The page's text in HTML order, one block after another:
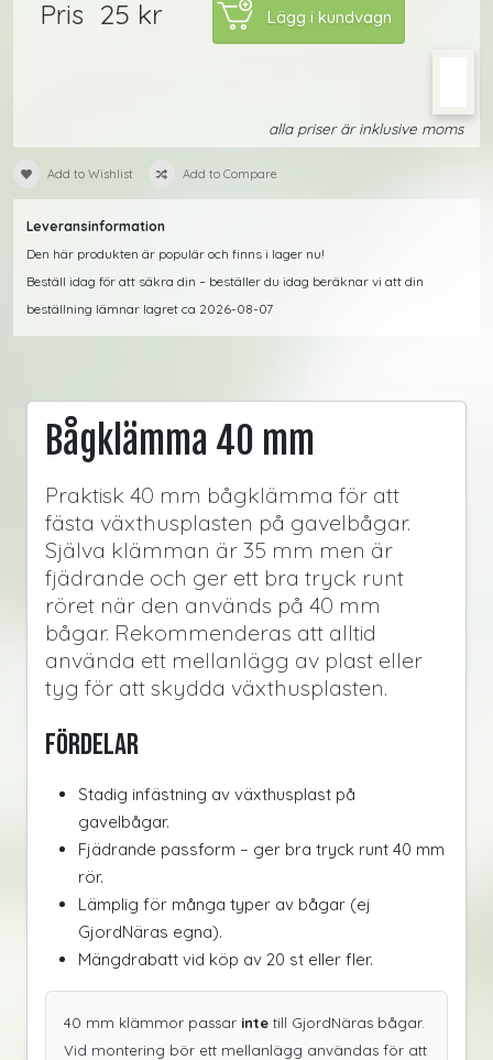
Pris 25 kr
alla priser är inklusive moms
Add to Wishlist Add to Compare
Leveransinformation
Den här produkten är populär och finns i lager nu!
Beställ idag för att säkra din – beställer du idag beräknar vi att din
beställning lämnar lagret ca 2026-08-07
Bågklämma 40 mm
Praktisk 40 mm bågklämma för att
fästa växthusplasten på gavelbågar.
Själva klämman är 35 mm men är
fjädrande och ger ett bra tryck runt
röret när den används på 40 mm
bågar. Rekommenderas att alltid
använda ett mellanlägg av plast eller
tyg för att skydda växthusplasten.
Fördelar
Stadig infästning av växthusplast på
gavelbågar.
Fjädrande passform – ger bra tryck runt 40 mm
rör.
Lämplig för många typer av bågar (ej
GjordNäras egna).
Mängdrabatt vid köp av 20 st eller fler.
40 mm klämmor passar inte till GjordNäras bågar.
Vid montering bör ett mellanlägg användas för att